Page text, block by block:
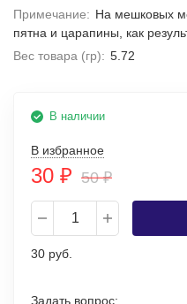
Примечание: На мешковых
пятна и царапины, как
Вес товара (гр): 5.72
В наличии
В избранное
30 ₽ 50₽
30 руб.
Задать вопрос: